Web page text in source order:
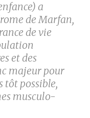
a
de Marfan,
de vie
et des
majeur pour
tôt possible,
musculo-